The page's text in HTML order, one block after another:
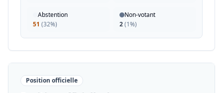
Abstention
51 (32%)
Non-votant
2(1%)
Position officielle